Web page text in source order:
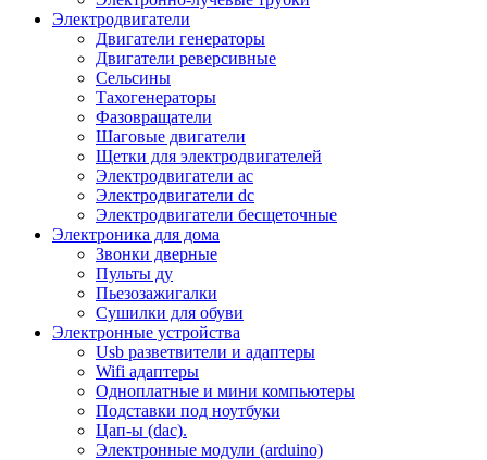
Электродвигатели
Двигатели генераторы
Двигатели реверсивные
Сельсины
Тахогенераторы
Фазовращатели
Шаговые двигатели
Щетки для электродвигателей
Электродвигатели ac
Электродвигатели dc
Электродвигатели бесщеточные
Электроника для дома
Звонки дверные
Пульты ду
Пьезозажигалки
Сушилки для обуви
Электронные устройства
Usb разветвители и адаптеры
Wifi адаптеры
Одноплатные и мини компьютеры
Подставки под ноутбуки
Цап-ы (dac).
Электронные модули (arduino)